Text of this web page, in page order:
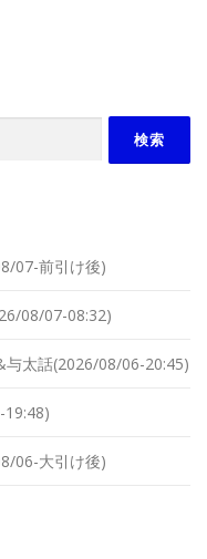
07-前引け後)
08/07-08:32)
太話(2026/08/06-20:45)
19:48)
06-大引け後)